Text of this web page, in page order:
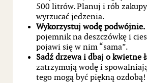
500 litrów. Planuj i rób
wyrzucać jedzenia.
Wykorzystuj wodę podwójnie.
pojemnik na deszczówkę i
pojawi się w nim “sama”.
Sadź drzewa i dbaj o kwietne
zatrzymują wodę i
tego mogą być piękną ozdobą!